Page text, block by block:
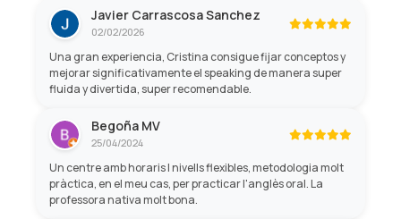
Javier Carrascosa Sanchez
02/02/2026
Una gran experiencia, Cristina consigue fijar conceptos y
mejorar significativamente el speaking de manera super
fluida y divertida, super recomendable.
Begoña MV
25/04/2024
Un centre amb horaris I nivells flexibles, metodologia molt
pràctica, en el meu cas, per practicar l'anglès oral. La
professora nativa molt bona.